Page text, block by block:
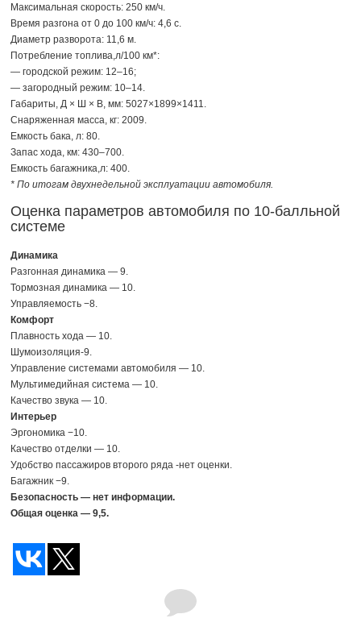
Максимальная скорость: 250 км/ч.
Время разгона от 0 до 100 км/ч: 4,6 с.
Диаметр разворота: 11,6 м.
Потребление топлива,л/100 км*:
— городской режим: 12–16;
— загородный режим: 10–14.
Габариты, Д × Ш × В, мм: 5027×1899×1411.
Снаряженная масса, кг: 2009.
Емкость бака, л: 80.
Запас хода, км: 430–700.
Емкость багажника,л: 400.
* По итогам двухнедельной эксплуатации автомобиля.
Оценка параметров автомобиля по 10-балльной
системе
Динамика
Разгонная динамика — 9.
Тормозная динамика — 10.
Управляемость −8.
Комфорт
Плавность хода — 10.
Шумоизоляция-9.
Управление системами автомобиля — 10.
Мультимедийная система — 10.
Качество звука — 10.
Интерьер
Эргономика −10.
Качество отделки — 10.
Удобство пассажиров второго ряда -нет оценки.
Багажник −9.
Безопасность — нет информации.
Общая оценка — 9,5.